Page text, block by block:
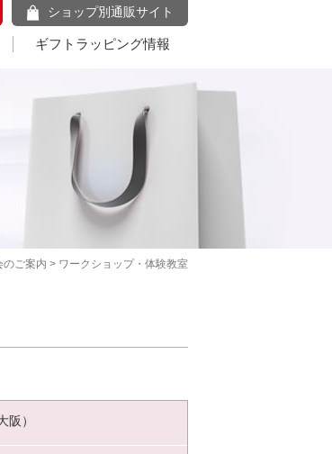
ショップ別通販サイト
ギフトラッピング情報
のご案内 > ワークショップ・体験教室
阪）